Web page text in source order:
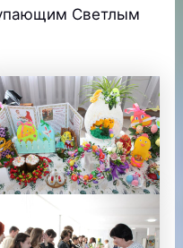
Светлым